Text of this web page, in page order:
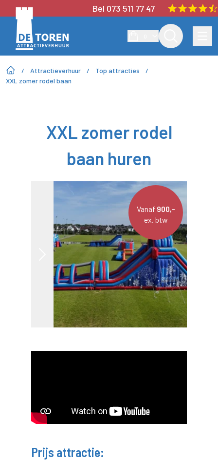
Bel 073 511 77 47
/ Attractieverhuur / Top attracties
/
XXL zomer rodel baan
XXL zomer rodel
baan huren
Vanaf 900,-
ex. btw
Prijs attractie: